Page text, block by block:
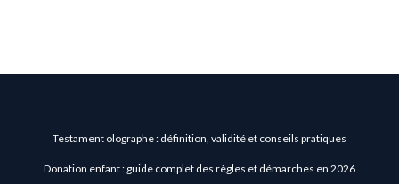
Testament olographe : définition, validité et conseils pratiques
Donation enfant : guide complet des règles et démarches en 2026